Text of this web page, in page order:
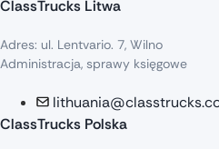
ClassTrucks Litwa
Adres: ul. Lentvario. 7, Wilno
Administracja, sprawy księgowe
ClassTrucks Polska